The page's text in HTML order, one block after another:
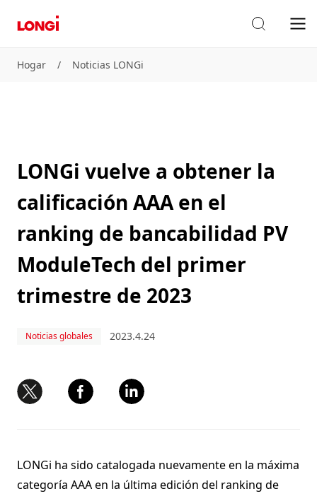
Hogar / Noticias LONGi
LONGi vuelve a obtener la
calificación AAA en el
ranking de bancabilidad PV
ModuleTech del primer
trimestre de 2023
Noticias globales 2023.4.24
LONGi ha sido catalogada nuevamente en la máxima
categoría AAA en la última edición del ranking de